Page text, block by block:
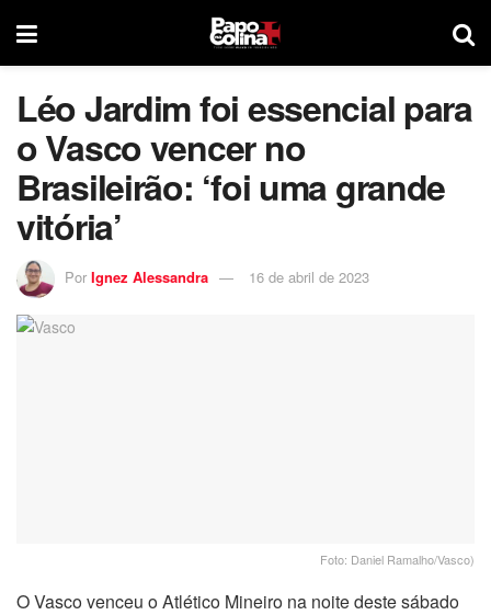
Léo Jardim foi essencial para
o Vasco vencer no
Brasileirão: ‘foi uma grande
vitória’
Por Ignez Alessandra 16 de abril de 2023
Foto: Daniel Ramalho/Vasco)
O Vasco venceu o Atlético Mineiro na noite deste sábado